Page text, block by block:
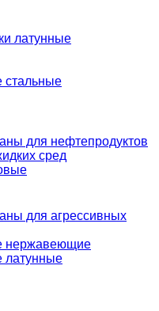
латунные
для нефтепродуктов
сред
для агрессивных
нержавеющие
латунные